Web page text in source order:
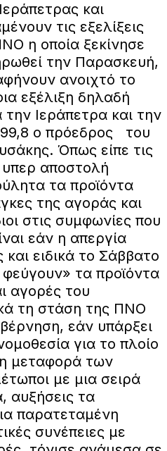
και
τις εξελίξεις
η οποία ξεκίνησε
την Παρασκευή,
ανοιχτό το
εξέλιξη δηλαδή
την Ιεράπετρα και την
99,8 ο πρόεδρος του
Όπως είπε τις
αποστολή
τα προϊόντα
της αγοράς και
στις συμφωνίες που
εάν η απεργία
ειδικά το Σάββατο
τα προϊόντα
αγορές του
τη στάση της ΠΝΟ
εάν υπάρξει
για το πλοίο
μεταφορά των
με μια σειρά
αυξήσεις τα
παρατεταμένη
συνέπειες με